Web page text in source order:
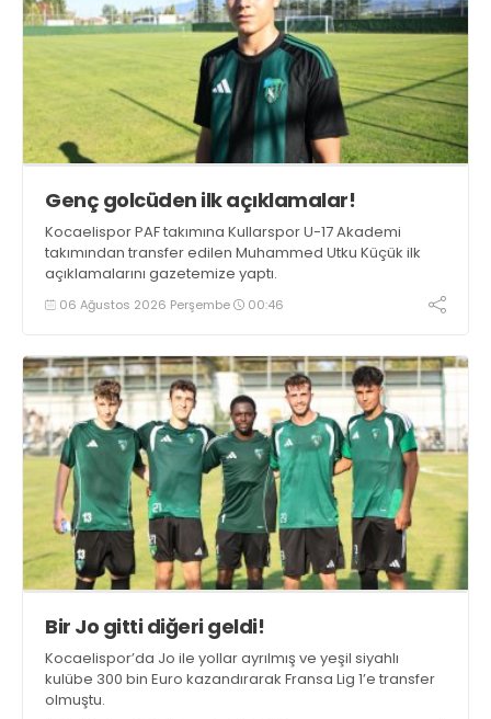
Genç golcüden ilk açıklamalar!
Kocaelispor PAF takımına Kullarspor U-17 Akademi
takımından transfer edilen Muhammed Utku Küçük ilk
açıklamalarını gazetemize yaptı.
06 Ağustos 2026 Perşembe 00:46
Bir Jo gitti diğeri geldi!
Kocaelispor’da Jo ile yollar ayrılmış ve yeşil siyahlı
kulübe 300 bin Euro kazandırarak Fransa Lig 1’e transfer
olmuştu.